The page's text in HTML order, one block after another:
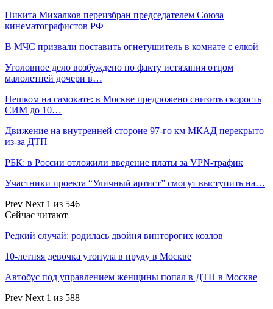
Никита Михалков переизбран председателем Союза
кинематографистов РФ
В МЧС призвали поставить огнетушитель в комнате с елкой
Уголовное дело возбуждено по факту истязания отцом
малолетней дочери в…
Пешком на самокате: в Москве предложено снизить скорость
СИМ до 10…
Движение на внутренней стороне 97-го км МКАД перекрыто
из-за ДТП
РБК: в России отложили введение платы за VPN-трафик
Участники проекта “Уличный артист” смогут выступить на…
Prev Next 1 из 546
Сейчас читают
Редкий случай: родилась двойня винторогих козлов
10-летняя девочка утонула в пруду в Москве
Автобус под управлением женщины попал в ДТП в Москве
Prev Next 1 из 588